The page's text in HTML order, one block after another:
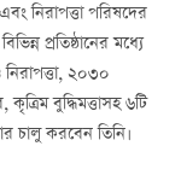
নিরাপত্তা পরিষদের
প্রতিষ্ঠানের মধ্যে
২০৩০
বুদ্ধিমত্তাসহ ৬টি
চালু করবেন তিনি।